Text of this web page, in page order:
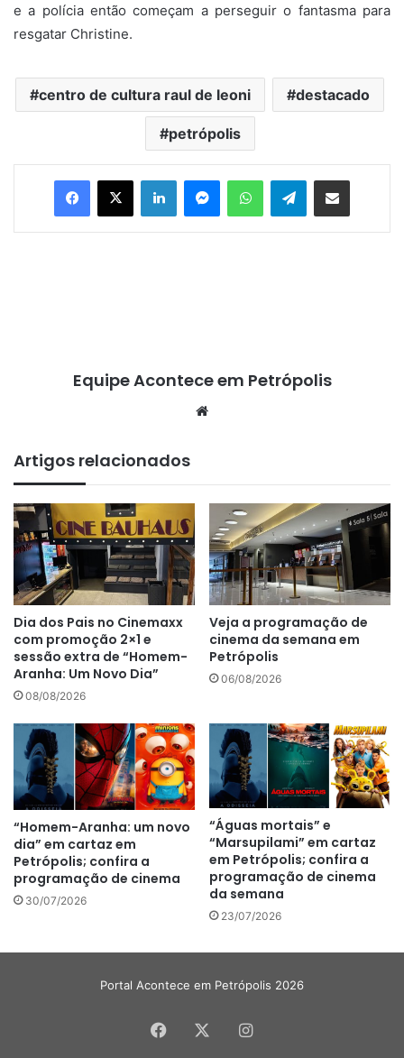
e a polícia então começam a perseguir o fantasma para
resgatar Christine.
centro de cultura raul de leoni destacado
petrópolis
Telegram
Equipe Acontece em Petrópolis
Artigos relacionados
Dia dos Pais no Cinemaxx
com promoção 2×1 e
sessão extra de “Homem-
Aranha: Um Novo Dia”
08/08/2026
Veja a programação de
cinema da semana em
Petrópolis
06/08/2026
“Homem-Aranha: um novo
dia” em cartaz em
Petrópolis; confira a
programação de cinema
30/07/2026
“Águas mortais” e
“Marsupilami” em cartaz
em Petrópolis; confira a
programação de cinema
da semana
23/07/2026
Portal Acontece em Petrópolis 2026
Facebook Instagram